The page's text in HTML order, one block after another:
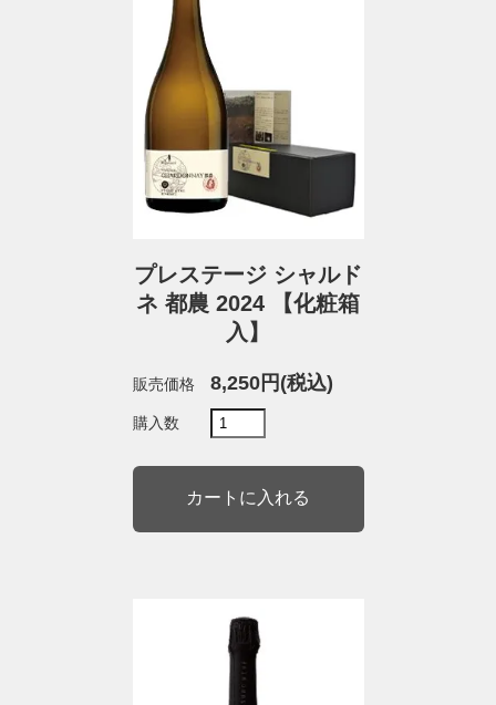
プレステージ シャルド
ネ 都農 2024 【化粧箱
入】
販売価格 8,250円(税込)
購入数